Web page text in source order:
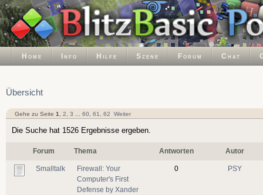
Home Info Hilfe Szene Forum Chat
Übersicht
Gehe zu Seite 1 2 3 60 61 62 Weiter
Die Suche hat 1526 Ergebnisse ergeben.
Forum Thema Antworten Autor
Smalltalk
Firewall: Your
Computer's First
Defense by Xander
0 PSY